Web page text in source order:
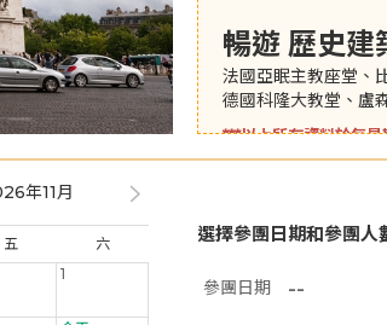
暢遊 歷史建
法國亞眠主教座堂、
德國科隆大教堂、盧
***以上所有資料於每
年11月 2026年12月
五
六
1
選擇參團日期和參團人
參團日期 --